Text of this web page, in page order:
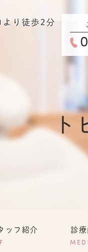
より徒歩2分
ト
ッフ紹介 診